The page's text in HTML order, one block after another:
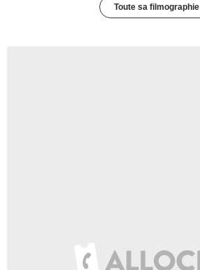
Toute sa filmographie